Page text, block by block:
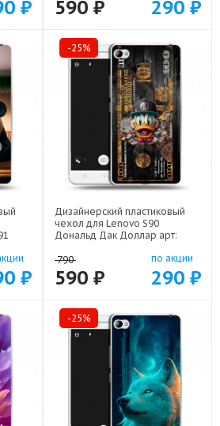
₽ 590 ₽ 290 ₽
₽
-25%
Дизайнерский пластиковый
чехол для Lenovo S90
Дональд Дак Доллар арт:
790
590 ₽
по акции
290 ₽
-25%